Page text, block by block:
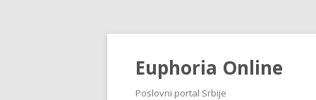
Euphoria Online
Poslovni portal Srbije